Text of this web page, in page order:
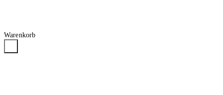
Warenkorb